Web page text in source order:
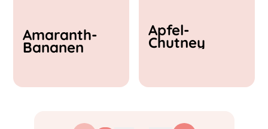
Amaranth-
Bananen
Apfel-
Chutney